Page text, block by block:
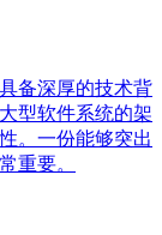
备深厚的技术背
型软件系统的架
。一份能够突出
重要。